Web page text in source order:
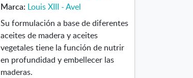
Marca: Louis XIII - Avel
Su formulación a base de diferentes
aceites de madera y aceites
vegetales tiene la función de nutrir
en profundidad y embellecer las
maderas.